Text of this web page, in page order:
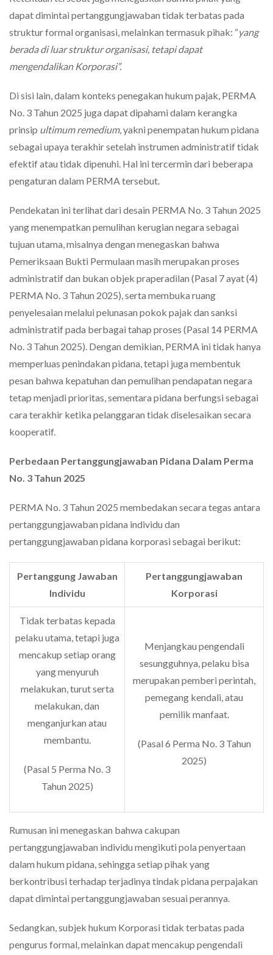
dapat dimintai pertanggungjawaban tidak terbatas pada
struktur formal organisasi, melainkan termasuk pihak: “yang
berada di luar struktur organisasi, tetapi dapat
mengendalikan Korporasi”.
Di sisi lain, dalam konteks penegakan hukum pajak, PERMA
No. 3 Tahun 2025 juga dapat dipahami dalam kerangka
prinsip ultimum remedium, yakni penempatan hukum pidana
sebagai upaya terakhir setelah instrumen administratif tidak
efektif atau tidak dipenuhi. Hal ini tercermin dari beberapa
pengaturan dalam PERMA tersebut.
Pendekatan ini terlihat dari desain PERMA No. 3 Tahun 2025
yang menempatkan pemulihan kerugian negara sebagai
tujuan utama, misalnya dengan menegaskan bahwa
Pemeriksaan Bukti Permulaan masih merupakan proses
administratif dan bukan objek praperadilan (Pasal 7 ayat (4)
PERMA No. 3 Tahun 2025), serta membuka ruang
penyelesaian melalui pelunasan pokok pajak dan sanksi
administratif pada berbagai tahap proses (Pasal 14 PERMA
No. 3 Tahun 2025). Dengan demikian, PERMA ini tidak hanya
memperluas penindakan pidana, tetapi juga membentuk
pesan bahwa kepatuhan dan pemulihan pendapatan negara
tetap menjadi prioritas, sementara pidana berfungsi sebagai
cara terakhir ketika pelanggaran tidak diselesaikan secara
kooperatif.
Perbedaan Pertanggungjawaban Pidana Dalam Perma
No. 3 Tahun 2025
PERMA No. 3 Tahun 2025 membedakan secara tegas antara
pertanggungjawaban pidana individu dan
pertanggungjawaban pidana korporasi sebagai berikut:
Pertanggung Jawaban
Individu
Pertanggungjawaban
Korporasi
Tidak terbatas kepada
pelaku utama, tetapi juga
mencakup setiap orang
yang menyuruh
melakukan, turut serta
melakukan, dan
menganjurkan atau
membantu.
(Pasal 5 Perma No. 3
Tahun 2025)
Menjangkau pengendali
sesungguhnya, pelaku bisa
merupakan pemberi perintah,
pemegang kendali, atau
pemilik manfaat.
(Pasal 6 Perma No. 3 Tahun
2025)
Rumusan ini menegaskan bahwa cakupan
pertanggungjawaban individu mengikuti pola penyertaan
dalam hukum pidana, sehingga setiap pihak yang
berkontribusi terhadap terjadinya tindak pidana perpajakan
dapat dimintai pertanggungjawaban sesuai perannya.
Sedangkan, subjek hukum Korporasi tidak terbatas pada
pengurus formal, melainkan dapat mencakup pengendali